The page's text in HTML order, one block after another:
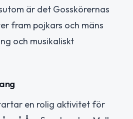
är det Gosskörernas
fram pojkars och mäns
och musikaliskt
en rolig aktivitet för